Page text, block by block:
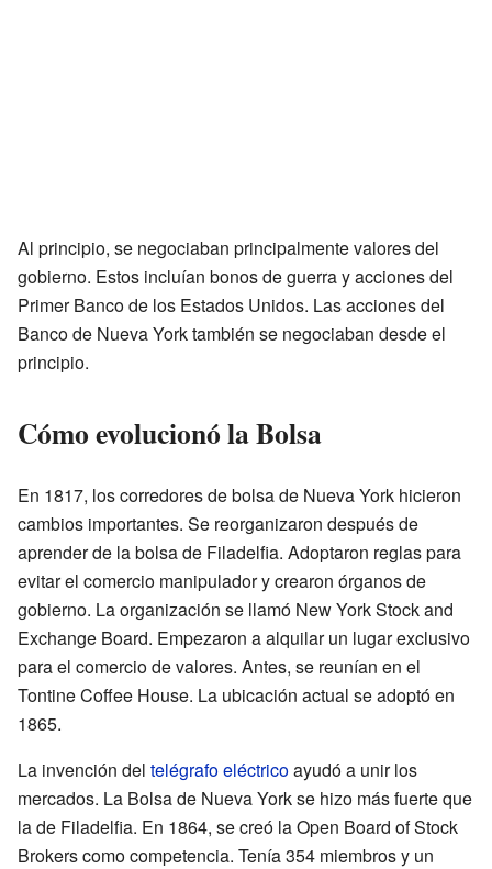
Al principio, se negociaban principalmente valores del
gobierno. Estos incluían bonos de guerra y acciones del
Primer Banco de los Estados Unidos. Las acciones del
Banco de Nueva York también se negociaban desde el
principio.
Cómo evolucionó la Bolsa
En 1817, los corredores de bolsa de Nueva York hicieron
cambios importantes. Se reorganizaron después de
aprender de la bolsa de Filadelfia. Adoptaron reglas para
evitar el comercio manipulador y crearon órganos de
gobierno. La organización se llamó New York Stock and
Exchange Board. Empezaron a alquilar un lugar exclusivo
para el comercio de valores. Antes, se reunían en el
Tontine Coffee House. La ubicación actual se adoptó en
1865.
La invención del telégrafo eléctricoayudó a unir los
mercados. La Bolsa de Nueva York se hizo más fuerte que
la de Filadelfia. En 1864, se creó la Open Board of Stock
Brokers como competencia. Tenía 354 miembros y un